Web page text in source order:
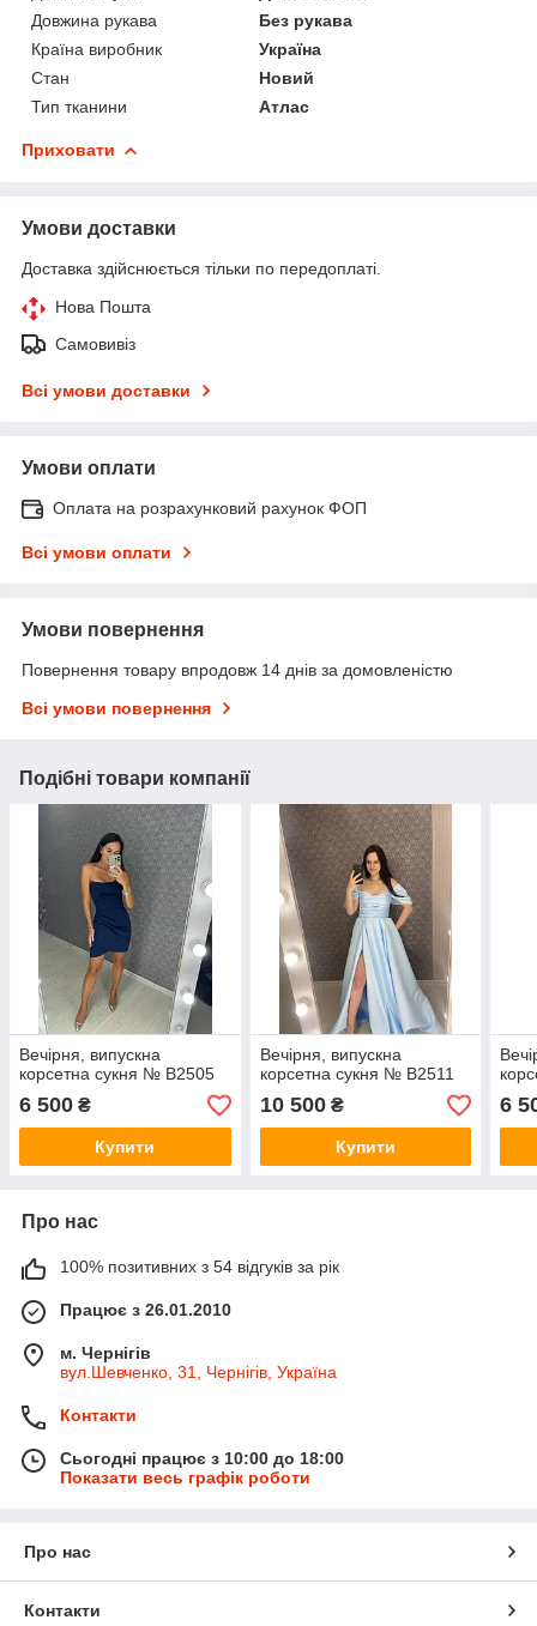
Довжина рукава
Без рукава
Країна виробник
Україна
Стан
Новий
Тип тканини
Атлас
Приховати
Умови доставки
Доставка здійснюється тільки по передоплаті.
Нова Пошта
Самовивіз
Всі умови доставки
Умови оплати
Оплата на розрахунковий рахунок ФОП
Всі умови оплати
Умови повернення
Повернення товару впродовж 14 днів за домовленістю
Всі умови повернення
Подібні товари компанії
Вечірня, випускна
корсетна сукня № В2505
6 500 ₴
Купити
Вечірня, випускна
корсетна сукня № В2511
10 500₴
Купити
6
Про нас
100% позитивних з 54 відгуків за рік
Працює з 26.01.2010
м. Чернігів
вул.Шевченко, 31, Чернігів, Україна
Контакти
Сьогодні працює з 10:00 до 18:00
Показати весь графік роботи
Про нас
Контакти